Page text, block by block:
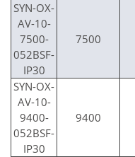
SYN-OX-
AV-10-
7500-
052BSF-
IP30
7500
SYN-OX-
AV-10-
9400-
052BSF-
IP30
9400